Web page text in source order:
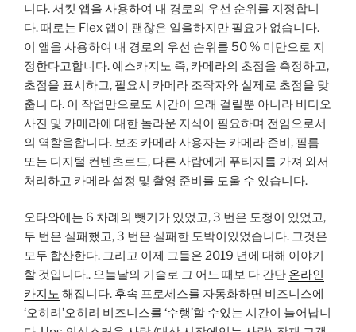
니다. 서킷 앱을 사용하여 내 경로의 우선 순위를 지정합니
다. 때로는 Flex 앱이 괜찮은 일을하지만 필요가 없습니다.
이 앱을 사용하여 내 경로의 우선 순위를 50 % 미만으로 지
정한다고합니다. 예스카지노 즉, 카메라의 초점을 측정하고,
초점을 표시하고, 필요시 카메라 조작자와 실제로 초점을 맞
춥니 다. 이 작업만으로도 시간이 오래 걸릴뿐 아니라 비디오
사진 및 카메라에 대한 놀라운 지식이 필요하며 전임으로서
의 역할을합니다. 보조 카메라 사용자는 카메라 준비, 필름
또는 디지털 컨텐츠로드, 다른 사람에게 푸티지를 가져 와서
처리하고 카메라 설정 및 촬영 준비를 도울 수 있습니다.
오타와에는 6 차례의 뺏기가 있었고, 3 번은 도청이 있었고,
두 번은 실패했고, 3 번은 실패한 도박이있었습니다. 그것은
모두 합산한다. 그리고 이제 그들은 2019 년에 대해 이야기
할 것입니다.. 오늘날의 기술로 그 어느 때보 다 간단 온라인
카지노 해집니다. 후속 프로세스를 자동화하면 비즈니스에
‘오히려’오히려 비즈니스를 ‘수행’할 수있는 시간이 늘어납니